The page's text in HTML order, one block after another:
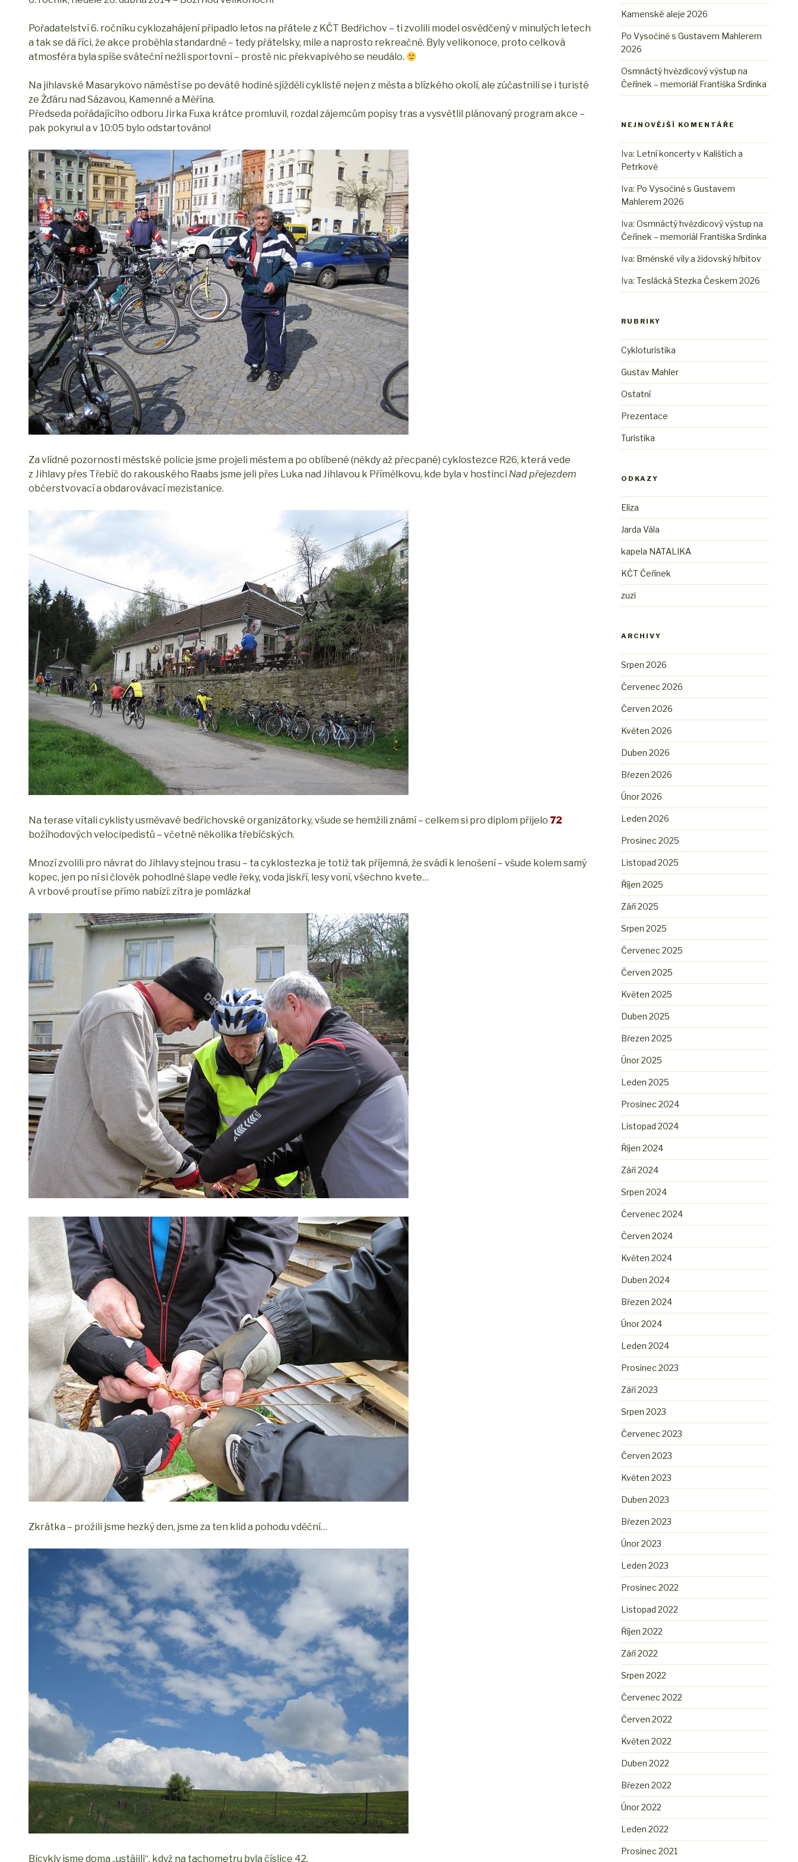
Pořadatelství 6. ročníku cyklozahájení připadlo letos na přátele z KČT Bedřichov – ti zvolili model osvědčený v minulých letech
a tak se dá říci, že akce proběhla standardně – tedy přátelsky, mile a naprosto rekreačně. Byly velikonoce, proto celková
atmosféra byla spíše sváteční nežli sportovní – prostě nic překvapivého se neudálo.
Na jihlavské Masarykovo náměstí se po deváté hodině sjížděli cyklisté nejen z města a blízkého okolí, ale zúčastnili se i turisté
ze Žďáru nad Sázavou, Kamenné a Měřína.
Předseda pořádajícího odboru Jirka Fuxa krátce promluvil, rozdal zájemcům popisy tras a vysvětlil plánovaný program akce –
pak pokynul a v 10:05 bylo odstartováno!
Za vlídné pozornosti městské policie jsme projeli městem a po oblíbené (někdy až přecpané) cyklostezce R26, která vede
z Jihlavy přes Třebíč do rakouského Raabs jsme jeli přes Luka nad Jihlavou k Přímělkovu, kde byla v hostinci Nad přejezdem
občerstvovací a obdarovávací mezistanice.
Na terase vítali cyklisty usměvavé bedřichovské organizátorky, všude se hemžili známí – celkem si pro diplom přijelo 72
božíhodových velocipedistů – včetně několika třebíčských.
Mnozí zvolili pro návrat do Jihlavy stejnou trasu – ta cyklostezka je totiž tak příjemná, že svádí k lenošení – všude kolem samý
kopec, jen po ní si člověk pohodlně šlape vedle řeky, voda jiskří, lesy voní, všechno kvete…
A vrbové proutí se přímo nabízí: zítra je pomlázka!
Zkrátka – prožili jsme hezký den, jsme za ten klid a pohodu vděční…
Bicykly jsme doma „ustájili“, když na tachometru byla číslice 42.
Kamenské aleje 2026
Po Vysočině s Gustavem Mahlerem
2026
Osmnáctý hvězdicový výstup na
Čeřínek – memoriál Františka Srdínka
NEJNOVĚJŠÍ KOMENTÁŘE
Iva: Letní koncerty v Kalištích a
Petrkově
Iva: Po Vysočině s Gustavem
Mahlerem 2026
Iva:Osmnáctý hvězdicový výstup na
Čeřínek – memoriál Františka Srdínka
Iva: Brněnské vily a židovský hřbitov
Iva:Teslácká Stezka Českem 2026
RUBRIKY
Cykloturistika
Gustav Mahler
Ostatní
Prezentace
Turistika
ODKAZY
Eliza
Jarda Vála
kapela NATALIKA
KČT Čeřínek
zuzi
ARCHIVY
Srpen 2026
Červenec 2026
Červen 2026
Květen 2026
Duben 2026
Březen 2026
Únor 2026
Leden 2026
Prosinec 2025
Listopad 2025
Říjen 2025
Září 2025
Srpen 2025
Červenec 2025
Červen 2025
Květen 2025
Duben 2025
Březen 2025
Únor 2025
Leden 2025
Prosinec 2024
Listopad 2024
Říjen 2024
Září 2024
Srpen 2024
Červenec 2024
Červen 2024
Květen 2024
Duben 2024
Březen 2024
Únor 2024
Leden 2024
Prosinec 2023
Září 2023
Srpen 2023
Červenec 2023
Červen 2023
Květen 2023
Duben 2023
Březen 2023
Únor 2023
Leden 2023
Prosinec 2022
Listopad 2022
Říjen 2022
Září 2022
Srpen 2022
Červenec 2022
Červen 2022
Květen 2022
Duben 2022
Březen 2022
Únor 2022
Leden 2022
Prosinec 2021